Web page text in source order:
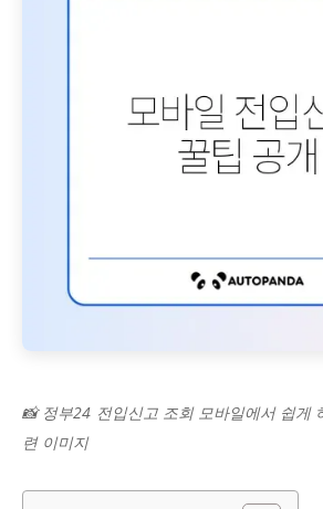
📸 정부24 전입신고 조회 모바일에서 쉽게
련 이미지